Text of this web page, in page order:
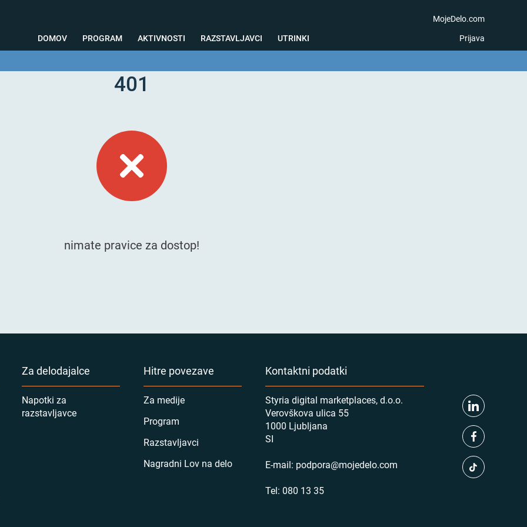
DOMOV PROGRAM AKTIVNOSTI
Testiranja
RAZSTAVLJAVCI UTRINKI
MojeDelo.com
Prijava
401
nimate pravice za dostop!
Za delodajalce
Napotki za
razstavljavce
Hitre povezave
Za medije
Program
Razstavljavci
Nagradni Lov na delo
Kontaktni podatki
Styria digital marketplaces, d.o.o.
Verovškova ulica 55
1000 Ljubljana
SI
E-mail: podpora@mojedelo.com
Tel: 080 13 35